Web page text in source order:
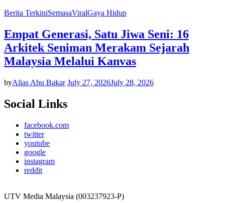
Berita TerkiniSemasaViralGaya Hidup
Empat Generasi, Satu Jiwa Seni: 16
Arkitek Seniman Merakam Sejarah
Malaysia Melalui Kanvas
byAlias Abu Bakar July 27, 2026July 28, 2026
Social Links
facebook.com
twitter
youtube
google
instagram
reddit
UTV Media Malaysia (003237923-P)